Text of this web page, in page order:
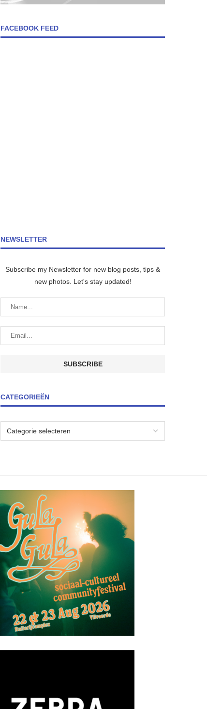
FACEBOOK FEED
NEWSLETTER
Subscribe my Newsletter for new blog posts, tips &
new photos. Let's stay updated!
CATEGORIEËN